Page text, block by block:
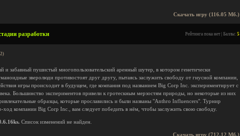
Скачать игру (116.05 Мб.)
разработки Рейтинга пока нет | Баллы: 5
и забавный пушистый многопользовательский аренный шутер, в котором генетически
зверолюди противостоят друг другу, пытаясь заслужить свободу от гнусной компании,
игры происходит в будущем, где компания под названием Big Corp Inc. экспериментирует с
Большинство экспериментов привели к гротескным мерзостям природы, но некоторые из них
образцы, которые прославились и были названы "Anthro Influencers". Турнир
ход компании Big Corp Inc., вам следует победить в нём, чтобы заслужить свою свободу.
Список изменений не найден.
Скачать игру (712.12 Мб.)